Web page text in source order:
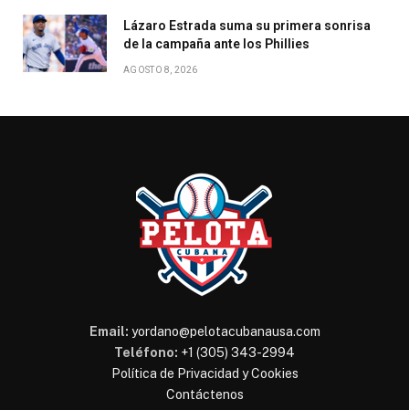
Lázaro Estrada suma su primera sonrisa
de la campaña ante los Phillies
AGOSTO 8, 2026
Email: yordano@pelotacubanausa.com
Teléfono: +1 (305) 343-2994
Política de Privacidad y Cookies
Contáctenos